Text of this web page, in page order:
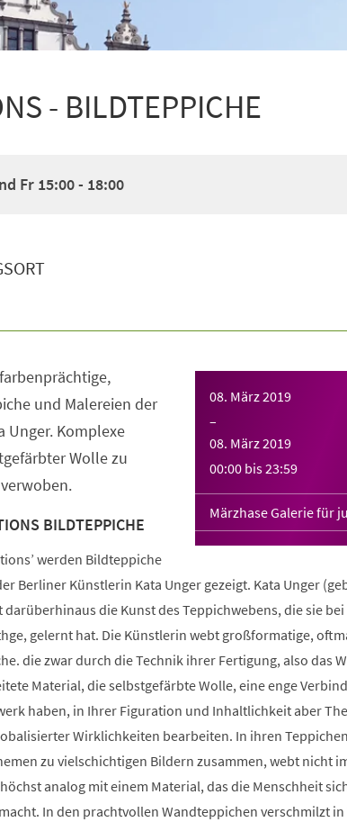
- BILDTEPPICHE
Fr 15:00 - 18:00
08. März 2019
–
08. März 2019
00:00 bis23:59
Märzhase Galerie für
und Malereien der
Unger. Komplexe
Wolle zu
BILDTEPPICHE
werden Bildteppiche
Berliner Künstlerin Kata Unger gezeigt. Kata Unger
die Kunst des Teppichwebens, die sie bei
gelernt hat. Die Künstlerin webt großformatige,
die zwar durch die Technik ihrer Fertigung, also das
Material, die selbstgefärbte Wolle, eine enge
haben, in Ihrer Figuration und Inhaltlichkeit aber
Wirklichkeiten bearbeiten. In ihren
zu vielschichtigen Bildern zusammen, webt nicht
analog mit einem Material, das die Menschheit
In den prachtvollen Wandteppichen verschmilzt